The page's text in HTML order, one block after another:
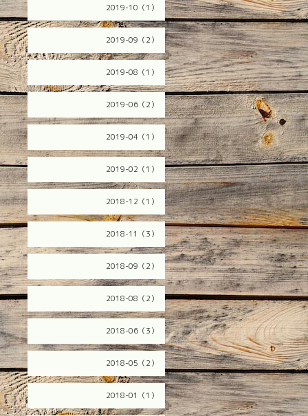
2019-10（1）
2019-09（2）
2019-08（1）
2019-06（2）
2019-04（1）
2019-02（1）
2018-12（1）
2018-11（3）
2018-09（2）
2018-08（2）
2018-06（3）
2018-05（2）
2018-01（1）